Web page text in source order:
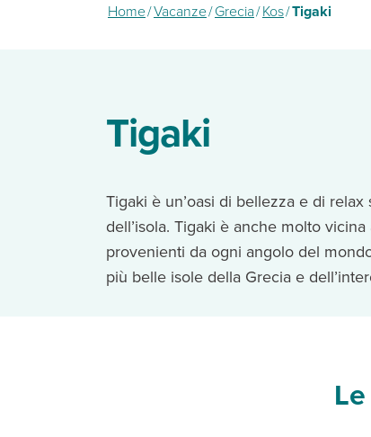
Home/Vacanze/Grecia/Kos/Tigaki
Tigaki
Tigaki è un’oasi di bellezza e di
dell’isola. Tigaki è anche molto
provenienti da ogni angolo del
più belle isole della Grecia e